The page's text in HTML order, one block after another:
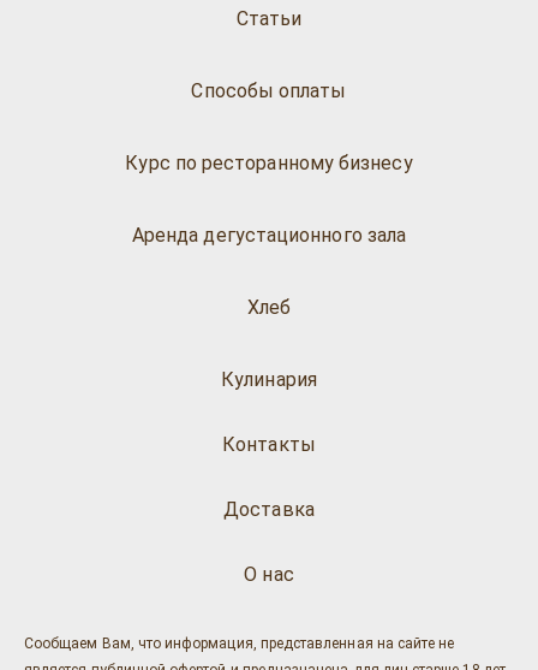
Статьи
Способы оплаты
Курс по ресторанному бизнесу
Аренда дегустационного зала
Хлеб
Кулинария
О нас
Доставка
Контакты
Сообщаем Вам, что информация, представленная на сайте не